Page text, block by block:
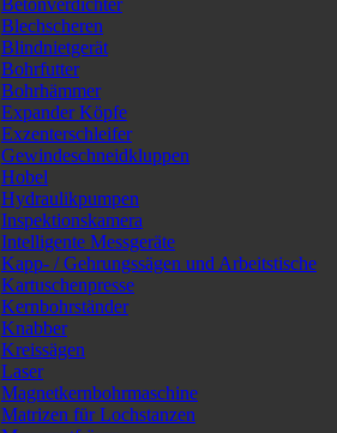
Blechscheren
Blindnietgerät
Bohrfutter
Bohrhämmer
Expander Köpfe
Exzenterschleifer
Gewindeschneidkluppen
Hobel
Hydraulikpumpen
Inspektionskamera
Intelligente Messgeräte
Kapp- / Gehrungssägen und Arbeitstische
Kartuschenpresse
Kernbohrständer
Knabber
Kreissägen
Laser
Magnetkernbohrmaschine
Matrizen für Lochstanzen